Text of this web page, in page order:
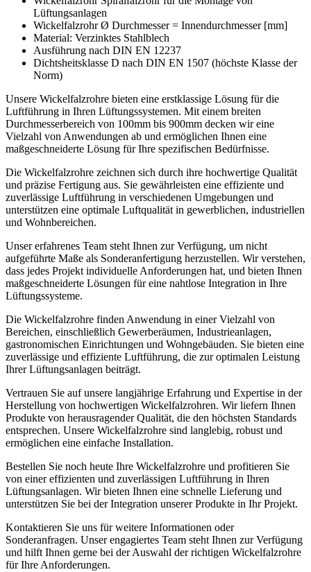
Lüftungsanlagen
Wickelfalzrohr Ø Durchmesser = Innendurchmesser [mm]
Material: Verzinktes Stahlblech
Ausführung nach DIN EN 12237
Dichtsheitsklasse D nach DIN EN 1507 (höchste Klasse der
Norm)
Unsere Wickelfalzrohre bieten eine erstklassige Lösung für die
Luftführung in Ihren Lüftungssystemen. Mit einem breiten
Durchmesserbereich von 100mm bis 900mm decken wir eine
Vielzahl von Anwendungen ab und ermöglichen Ihnen eine
maßgeschneiderte Lösung für Ihre spezifischen Bedürfnisse.
Die Wickelfalzrohre zeichnen sich durch ihre hochwertige Qualität
und präzise Fertigung aus. Sie gewährleisten eine effiziente und
zuverlässige Luftführung in verschiedenen Umgebungen und
unterstützen eine optimale Luftqualität in gewerblichen, industriellen
und Wohnbereichen.
Unser erfahrenes Team steht Ihnen zur Verfügung, um nicht
aufgeführte Maße als Sonderanfertigung herzustellen. Wir verstehen,
dass jedes Projekt individuelle Anforderungen hat, und bieten Ihnen
maßgeschneiderte Lösungen für eine nahtlose Integration in Ihre
Lüftungssysteme.
Die Wickelfalzrohre finden Anwendung in einer Vielzahl von
Bereichen, einschließlich Gewerberäumen, Industrieanlagen,
gastronomischen Einrichtungen und Wohngebäuden. Sie bieten eine
zuverlässige und effiziente Luftführung, die zur optimalen Leistung
Ihrer Lüftungsanlagen beiträgt.
Vertrauen Sie auf unsere langjährige Erfahrung und Expertise in der
Herstellung von hochwertigen Wickelfalzrohren. Wir liefern Ihnen
Produkte von herausragender Qualität, die den höchsten Standards
entsprechen. Unsere Wickelfalzrohre sind langlebig, robust und
ermöglichen eine einfache Installation.
Bestellen Sie noch heute Ihre Wickelfalzrohre und profitieren Sie
von einer effizienten und zuverlässigen Luftführung in Ihren
Lüftungsanlagen. Wir bieten Ihnen eine schnelle Lieferung und
unterstützen Sie bei der Integration unserer Produkte in Ihr Projekt.
Kontaktieren Sie uns für weitere Informationen oder
Sonderanfragen. Unser engagiertes Team steht Ihnen zur Verfügung
und hilft Ihnen gerne bei der Auswahl der richtigen Wickelfalzrohre
für Ihre Anforderungen.